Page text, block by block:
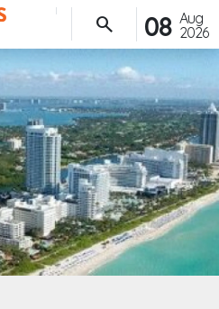
Aug
2026
08
search